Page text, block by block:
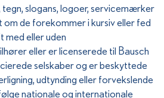
slogans, logoer, servicemærker
de forekommer i kursiv eller fed
eller uden
eller er licenserede til Bausch
selskaber og er beskyttede
udtynding eller forvekslende
nationale og internationale